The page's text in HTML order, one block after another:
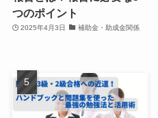
つのポイント
2025年4月3日 補助金・助成金関係